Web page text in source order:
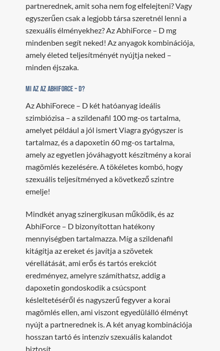
partnerednek, amit soha nem fog elfelejteni? Vagy
egyszerűen csak a legjobb társa szeretnél lenni a
szexuális élményekhez? Az AbhiForce – D mg
mindenben segít neked! Az anyagok kombinációja,
amely életed teljesítményét nyújtja neked –
minden éjszaka.
Mi az az AbhiForce – D?
Az AbhiForece – D két hatóanyag ideális
szimbiózisa – a szildenafil 100 mg-os tartalma,
amelyet például a jól ismert Viagra gyógyszer is
tartalmaz, és a dapoxetin 60 mg-os tartalma,
amely az egyetlen jóváhagyott készítmény a korai
magömlés kezelésére. A tökéletes kombó, hogy
szexuális teljesítményed a következő szintre
emelje!
Mindkét anyag szinergikusan működik, és az
AbhiForce – D bizonyítottan hatékony
mennyiségben tartalmazza. Míg a szildenafil
kitágítja az ereket és javítja a szövetek
vérellátását, ami erős és tartós erekciót
eredményez, amelyre számíthatsz, addig a
dapoxetin gondoskodik a csúcspont
késleltetéséről és nagyszerű fegyver a korai
magömlés ellen, ami viszont egyedülálló élményt
nyújt a partnerednek is. A két anyag kombinációja
hosszan tartó és intenzív szexuális kalandot
biztosít.